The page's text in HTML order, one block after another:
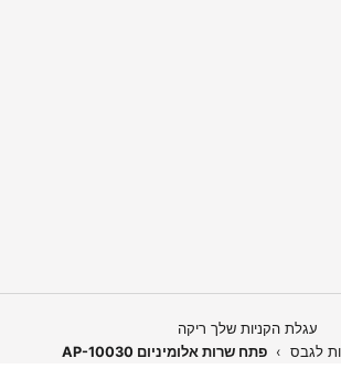
עגלת הקניות שלך ריקה
לגבס › פתח שרות אלומיניום AP-10030